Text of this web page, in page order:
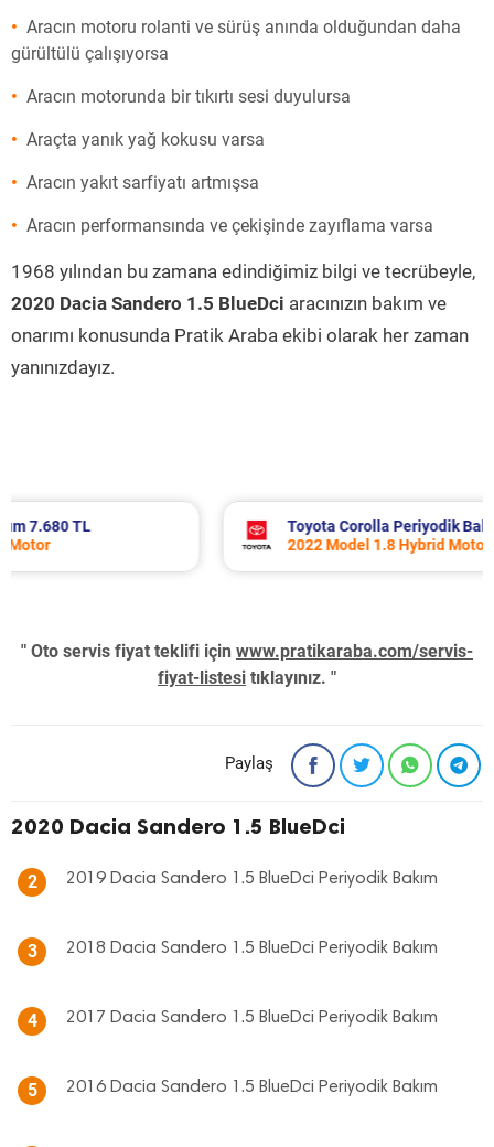
Aracın motoru rolanti ve sürüş anında olduğundan daha
gürültülü çalışıyorsa
Aracın motorunda bir tıkırtı sesi duyulursa
Araçta yanık yağ kokusu varsa
Aracın yakıt sarfiyatı artmışsa
Aracın performansında ve çekişinde zayıflama varsa
1968 yılından bu zamana edindiğimiz bilgi ve tecrübeyle,
2020 Dacia Sandero 1.5 BlueDci aracınızın bakım ve
onarımı konusunda Pratik Araba ekibi olarak her zaman
yanınızdayız.
Toyota Corolla Periyodik Bakım 10.994 TL
2022 Model 1.8 Hybrid Motor
" Oto servis fiyat teklifi için www.pratikaraba.com/servis-
fiyat-listesi tıklayınız. "
Paylaş
2020 Dacia Sandero 1.5 BlueDci
2 2019 Dacia Sandero 1.5 BlueDci Periyodik Bakım
3 2018 Dacia Sandero 1.5 BlueDci Periyodik Bakım
4 2017 Dacia Sandero 1.5 BlueDci Periyodik Bakım
5 2016 Dacia Sandero 1.5 BlueDci Periyodik Bakım